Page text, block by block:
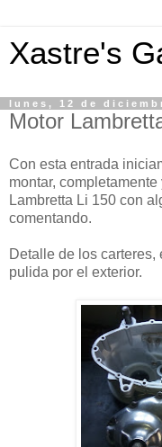
Xastre's
lunes, 12 de
Motor
Con esta entrada
montar,
Lambretta Li 150 con
comentando.
Detalle de los
pulida por el exterior.